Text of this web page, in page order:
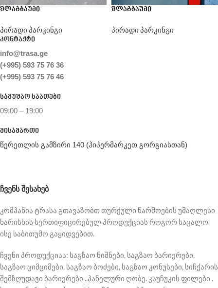
შლაგბაუმი
პირადი პარკინგი
შლაგბაუმი
პირადი პარკინგი
კონტაქტი
info@trasa.ge
(+995) 593 75 76 36
(+995) 593 75 76 46
სამუშაო საათები
09:00 – 19:00
მისამართი
წერეთლის გამზირი 140 (ჰიპერმარკეთ გორგიასთან)
ᲩᲕᲔᲜᲡ ᲨᲔᲡᲐᲮᲔᲑ
კომპანია ტრასა გთავაზობთ თურქული წარმოების უმაღლესი
ხარისხის სერთიფიცირებულ პროდუქციას როგორ საცალო
ისე საბითუმო გაყიდვებით.
ჩვენი პროდუქციაა: საგზაო ნიშნები, საგზაო ბარიერები,
საგზაო ციმციმები, საგზაო ბოძები, საგზაო კონუსები, სიჩქარის
შემზღუდავი ბარიერები ..პანელური ღობე. კაუჩუკის ფილები .